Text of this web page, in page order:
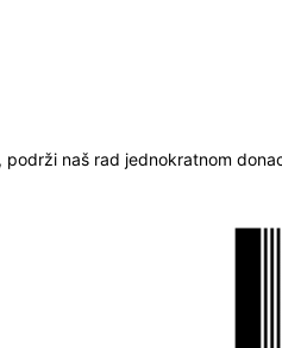
naš rad jednokratnom